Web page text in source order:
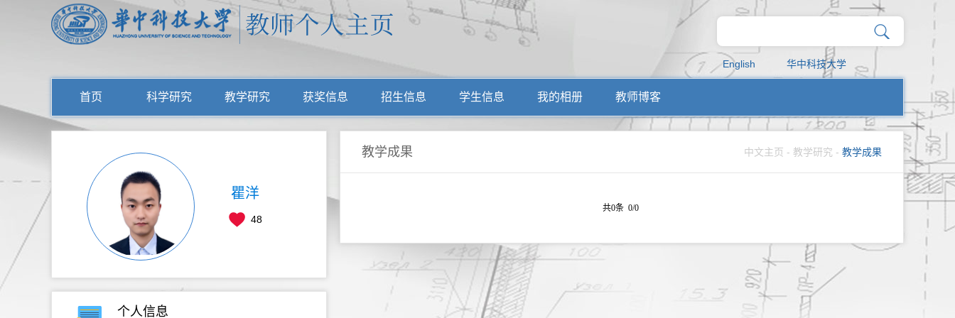
English 华中科技大学
首页 科学研究 教学研究 获奖信息 招生信息 学生信息 我的相册 教师博客
瞿洋
48
个人信息
教学成果 中文主页 - 教学研究 - 教学成果
共0条 0/0